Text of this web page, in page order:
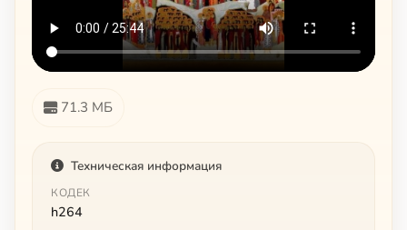
71.3 МБ
Техническая информация
КОДЕК
h264